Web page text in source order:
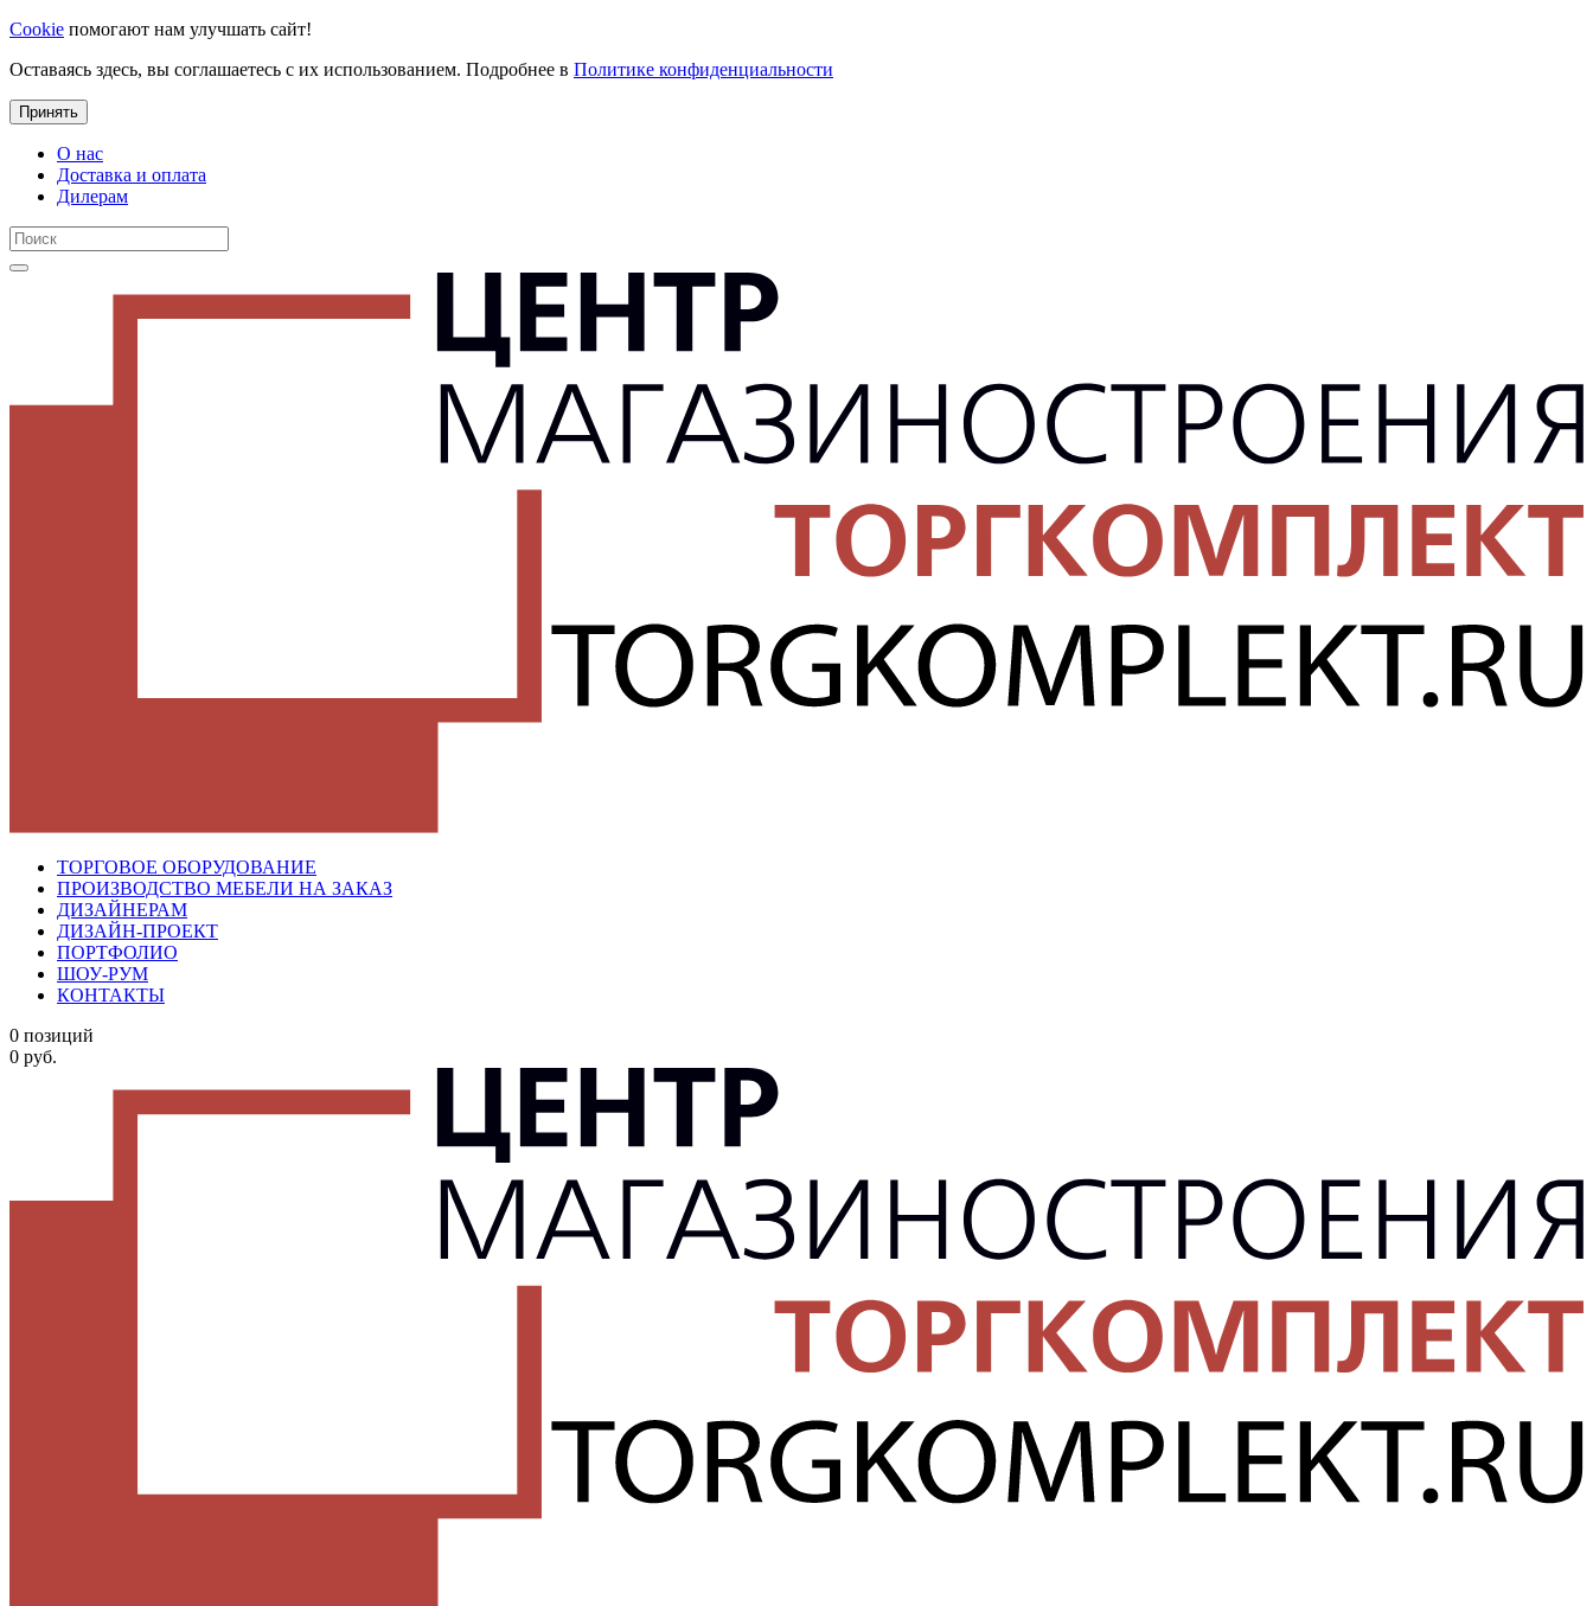
Cookie помогают нам улучшать сайт!
Оставаясь здесь, вы соглашаетесь с их использованием. Подробнее в Политике конфиденциальности
Принять
О нас
Доставка и оплата
Дилерам
ТОРГОВОЕ ОБОРУДОВАНИЕ
ПРОИЗВОДСТВО МЕБЕЛИ НА ЗАКАЗ
ДИЗАЙНЕРАМ
ДИЗАЙН-ПРОЕКТ
ПОРТФОЛИО
ШОУ-РУМ
КОНТАКТЫ
0 позиций
0 руб.